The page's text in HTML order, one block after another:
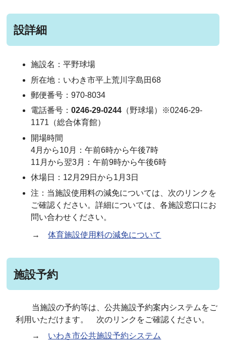
設詳細
施設名：平野球場
所在地：いわき市平上荒川字島田68
郵便番号：970-8034
電話番号：0246-29-0244 （野球場）※0246-29-
1171（総合体育館）
開場時間
4月から10月：午前6時から午後7時
11月から翌3月：午前9時から午後6時
休場日：12月29日から1月3日
注：当施設使用料の減免については、次のリンクを
ご確認ください。詳細については、各施設窓口にお
問い合わせください。
→体育施設使用料の減免について
施設予約
当施設の予約等は、公共施設予約案内システムをご
利用いただけます。 次のリンクをご確認ください。
→ いわき市公共施設予約システム